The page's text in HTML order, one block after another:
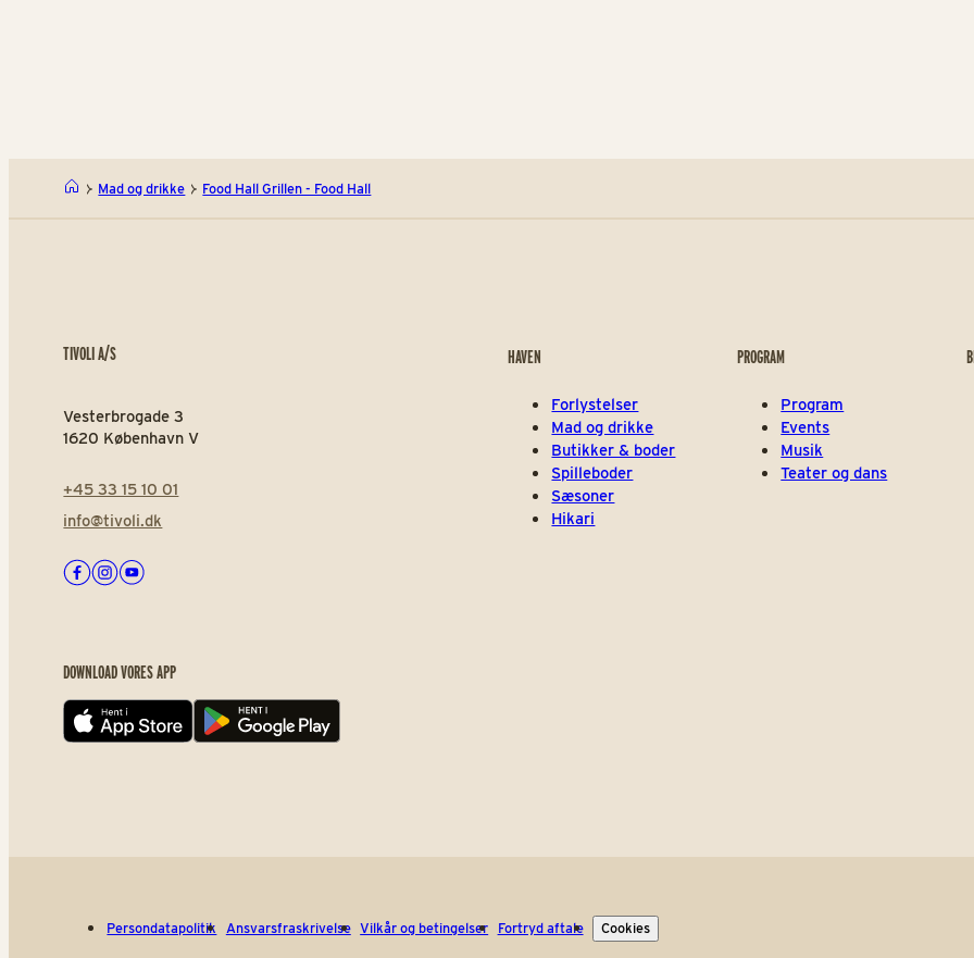
Mad og drikke Food Hall Grillen - Food Hall
TIVOLI A/S
Vesterbrogade 3
1620 København V
+45 33 15 10 01
info@tivoli.dk
Facebook
Instagram
Youtube
DOWNLOAD VORES APP
App store Play store
HAVEN
Forlystelser
Mad og drikke
Butikker & boder
Spilleboder
Sæsoner
Hikari
PROGRAM
Program
Events
Musik
Teater og dans
Persondatapolitik Ansvarsfraskrivelse Vilkår og betingelser Fortryd aftale Cookies